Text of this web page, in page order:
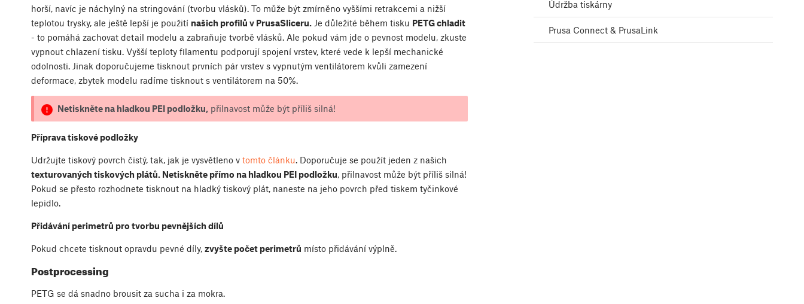
horší, navíc je náchylný na stringování (tvorbu vlásků). To může být zmírněno vyššími retrakcemi a nižší
teplotou trysky, ale ještě lepší je použití našich profilů v PrusaSliceru. Je důležité během tisku PETG chladit
- to pomáhá zachovat detail modelu a zabraňuje tvorbě vlásků. Ale pokud vám jde o pevnost modelu, zkuste
vypnout chlazení tisku. Vyšší teploty filamentu podporují spojení vrstev, které vede k lepší mechanické
odolnosti. Jinak doporučujeme tisknout prvních pár vrstev s vypnutým ventilátorem kvůli zamezení
deformace, zbytek modelu radíme tisknout s ventilátorem na 50%.
Netiskněte na hladkou PEI podložku,přilnavost může být příliš silná!
Příprava tiskové podložky
Udržujte tiskový povrch čistý, tak, jak je vysvětleno v tomto článku. Doporučuje se použít jeden z našich
texturovaných tiskových plátů. Netiskněte přímo na hladkou PEI podložku, přilnavost může být příliš silná!
Pokud se přesto rozhodnete tisknout na hladký tiskový plát, naneste na jeho povrch před tiskem tyčinkové
lepidlo.
Přidávání perimetrů pro tvorbu pevnějších dílů
Pokud chcete tisknout opravdu pevné díly, zvyšte počet perimetrů místo přidávání výplně.
Postprocessing
PETG se dá snadno brousit za sucha i za mokra.
Údržba tiskárny
Prusa Connect & PrusaLink